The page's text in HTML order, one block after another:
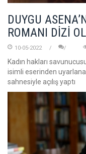
DUYGU
ROMANI DİZİ
10-05-2022
Kadın hakları
isimli eserinden
sahnesiyle açılış yaptı